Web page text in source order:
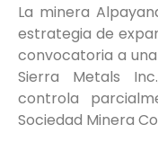
La minera
estrategia de
convocatoria a
Sierra Metals
controla
Sociedad Minera